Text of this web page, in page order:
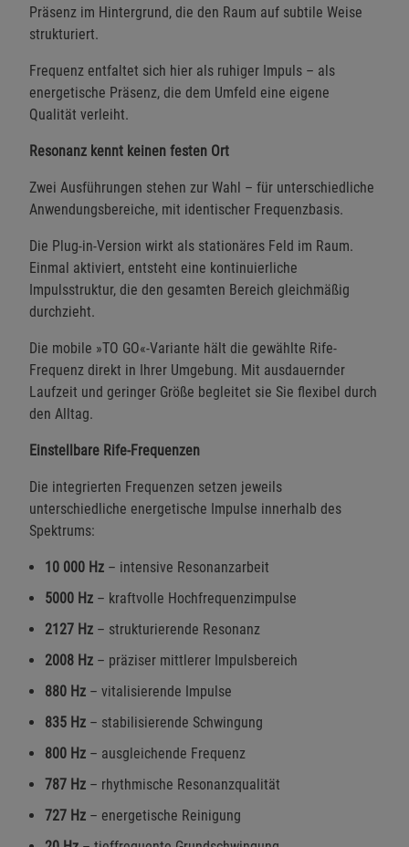
Präsenz im Hintergrund, die den Raum auf subtile Weise
strukturiert.
Frequenz entfaltet sich hier als ruhiger Impuls – als
energetische Präsenz, die dem Umfeld eine eigene
Qualität verleiht.
Resonanz kennt keinen festen Ort
Zwei Ausführungen stehen zur Wahl – für unterschiedliche
Anwendungsbereiche, mit identischer Frequenzbasis.
Die Plug-in-Version wirkt als stationäres Feld im Raum.
Einmal aktiviert, entsteht eine kontinuierliche
Impulsstruktur, die den gesamten Bereich gleichmäßig
durchzieht.
Die mobile »TO GO«-Variante hält die gewählte Rife-
Frequenz direkt in Ihrer Umgebung. Mit ausdauernder
Laufzeit und geringer Größe begleitet sie Sie flexibel durch
den Alltag.
Einstellbare Rife-Frequenzen
Die integrierten Frequenzen setzen jeweils
unterschiedliche energetische Impulse innerhalb des
Spektrums:
10 000 Hz – intensive Resonanzarbeit
5000 Hz – kraftvolle Hochfrequenzimpulse
2127 Hz – strukturierende Resonanz
2008 Hz – präziser mittlerer Impulsbereich
880 Hz – vitalisierende Impulse
835 Hz – stabilisierende Schwingung
800 Hz – ausgleichende Frequenz
787 Hz – rhythmische Resonanzqualität
727 Hz – energetische Reinigung